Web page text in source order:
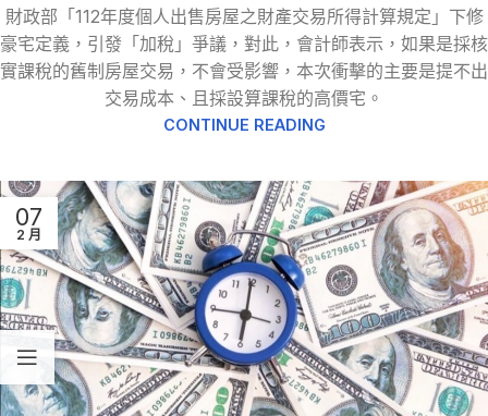
財政部「112年度個人出售房屋之財產交易所得計算規定」下修
豪宅定義，引發「加稅」爭議，對此，會計師表示，如果是採核
實課稅的舊制房屋交易，不會受影響，本次衝擊的主要是提不出
交易成本、且採設算課稅的高價宅。
CONTINUE READING
07
2 月